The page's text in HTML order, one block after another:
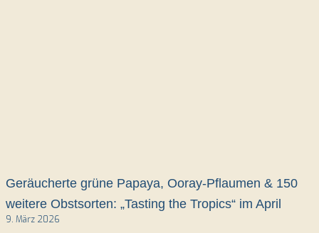
Geräucherte grüne Papaya, Ooray-Pflaumen & 150
weitere Obstsorten: „Tasting the Tropics“ im April
9. März 2026